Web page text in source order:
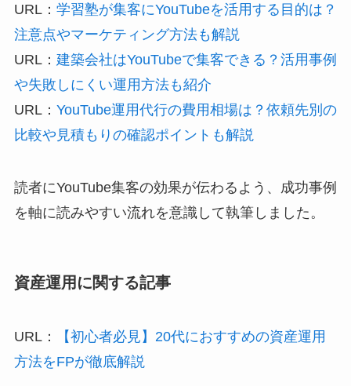
URL： 学習塾が集客にYouTubeを活用する目的は？
注意点やマーケティング方法も解説
URL： 建築会社はYouTubeで集客できる？活用事例
や失敗しにくい運用方法も紹介
URL： YouTube運用代行の費用相場は？依頼先別の
比較や見積もりの確認ポイントも解説
読者にYouTube集客の効果が伝わるよう、成功事例
を軸に読みやすい流れを意識して執筆しました。
資産運用に関する記事
URL：
【初心者必見】20代におすすめの資産運用
方法をFPが徹底解説